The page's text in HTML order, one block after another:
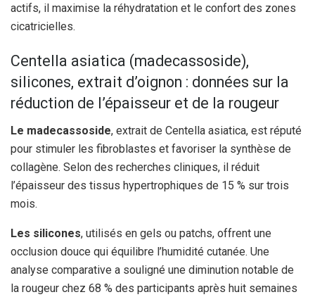
actifs, il maximise la réhydratation et le confort des zones
cicatricielles.
Centella asiatica (madecassoside),
silicones, extrait d’oignon : données sur la
réduction de l’épaisseur et de la rougeur
Le madecassoside, extrait de Centella asiatica, est réputé
pour stimuler les fibroblastes et favoriser la synthèse de
collagène. Selon des recherches cliniques, il réduit
l’épaisseur des tissus hypertrophiques de 15 % sur trois
mois.
Les silicones, utilisés en gels ou patchs, offrent une
occlusion douce qui équilibre l’humidité cutanée. Une
analyse comparative a souligné une diminution notable de
la rougeur chez 68 % des participants après huit semaines